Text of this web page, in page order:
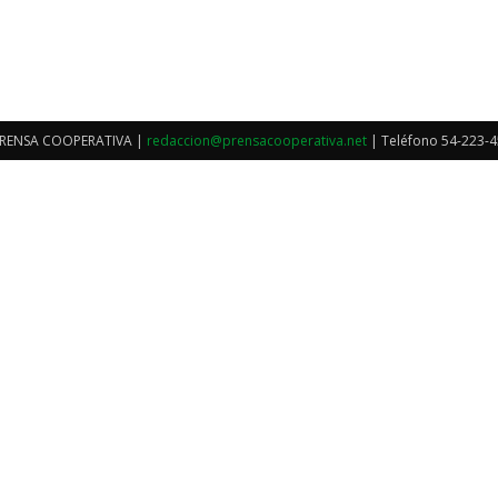
COOPERATIVA | redaccion@prensacooperativa.net | Teléfono 54-223-